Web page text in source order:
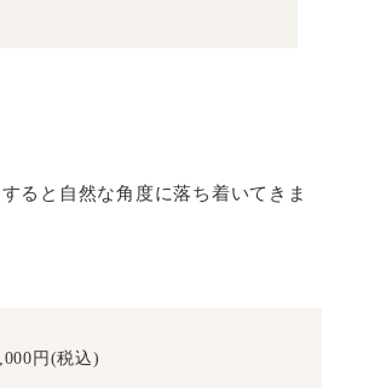
ると自然な角度に落ち着いてきま
円(税込)